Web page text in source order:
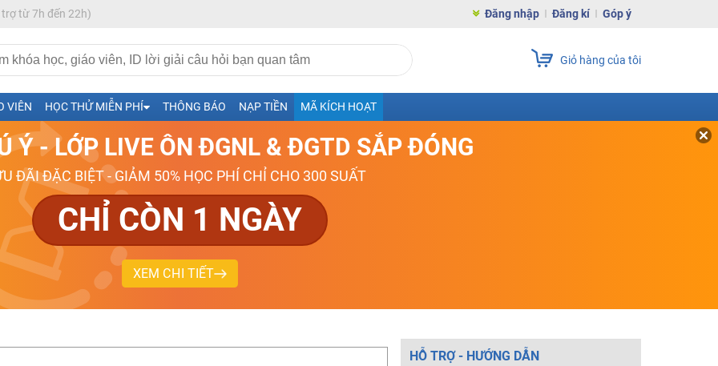
từ 7h đến 22h) Đăng nhập Đăng kí Góp ý
Giỏ hàng của tôi
VIÊN HỌC THỬ MIỄN PHÍ THÔNG BÁO NẠP TIỀN MÃ KÍCH HOẠT
Ý - LỚP LIVE ÔN ĐGNL & ĐGTD SẮP ĐÓNG
ĐÃI ĐẶC BIỆT - GIẢM 50% HỌC PHÍ CHỈ CHO 300 SUẤT
CHỈ CÒN 1 NGÀY
XEM CHI TIẾT
Sinh-Sử-Địa cùng Thầy Cô giỏi, nổi tiếng
2027
HỖ TRỢ - HƯỚNG DẪN